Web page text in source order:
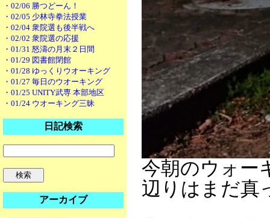
・02/06 勝つどーん！
・02/05 少林寺拳法授業
・02/04 衆院選も後半戦へ
・02/02 衆院選の応援
・01/31 怒濤の月末２日間
・01/29 図書館閉館
・01/28 ゆっくりウオーキング
・01/27 毎日のウオーキング
・01/25 UNITY武専 本部地区
・01/24 ウオーキング三昧
日記検索
アーカイブ
今朝のウォー
辺りはまだ真